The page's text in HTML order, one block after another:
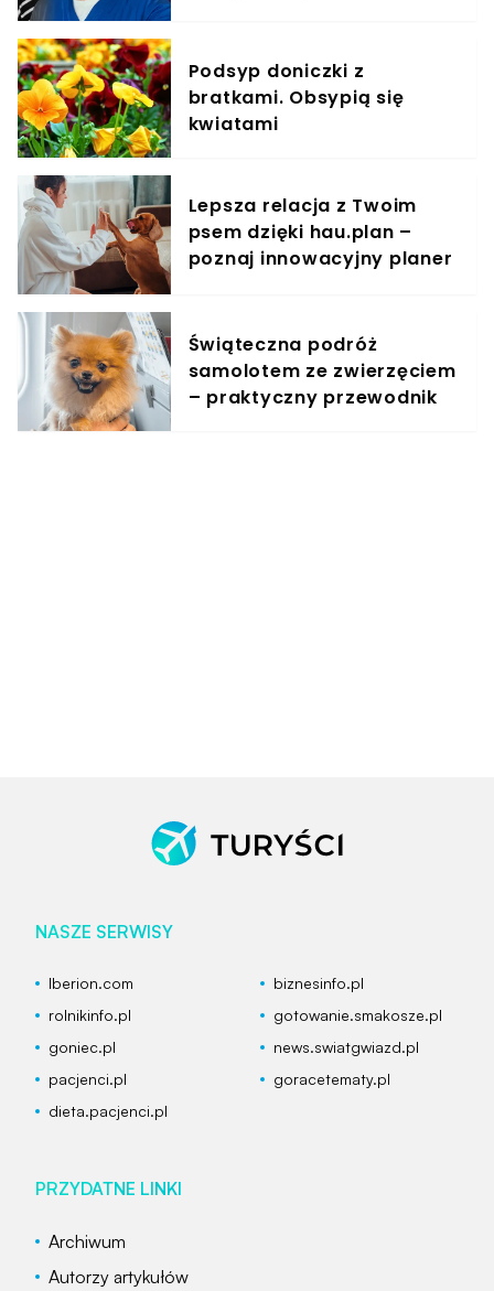
Podsyp doniczki z
bratkami. Obsypią się
kwiatami
Lepsza relacja z Twoim
psem dzięki hau.plan –
poznaj innowacyjny planer
Świąteczna podróż
samolotem ze zwierzęciem
– praktyczny przewodnik
NASZE SERWISY
Iberion.com
biznesinfo.pl
rolnikinfo.pl
gotowanie.smakosze.pl
goniec.pl
news.swiatgwiazd.pl
pacjenci.pl
goracetematy.pl
dieta.pacjenci.pl
PRZYDATNE LINKI
Archiwum
Autorzy artykułów